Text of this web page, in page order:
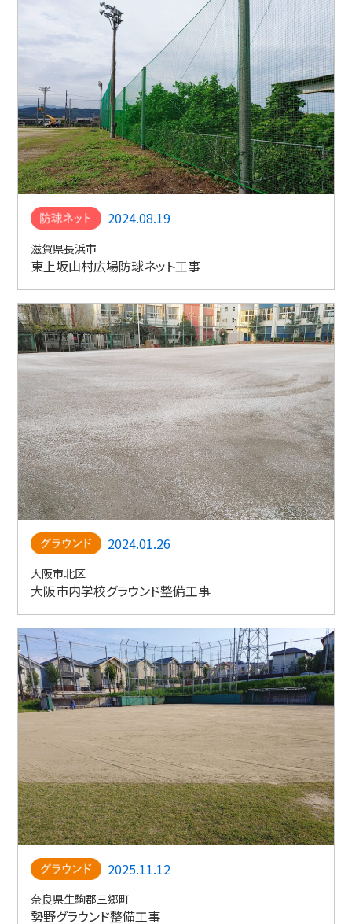
2024.08.19
滋賀県長浜市
東上坂山村広場防球ネット工事
2024.01.26
大阪市北区
大阪市内学校グラウンド整備工事
2025.11.12
奈良県生駒郡三郷町
勢野グラウンド整備工事